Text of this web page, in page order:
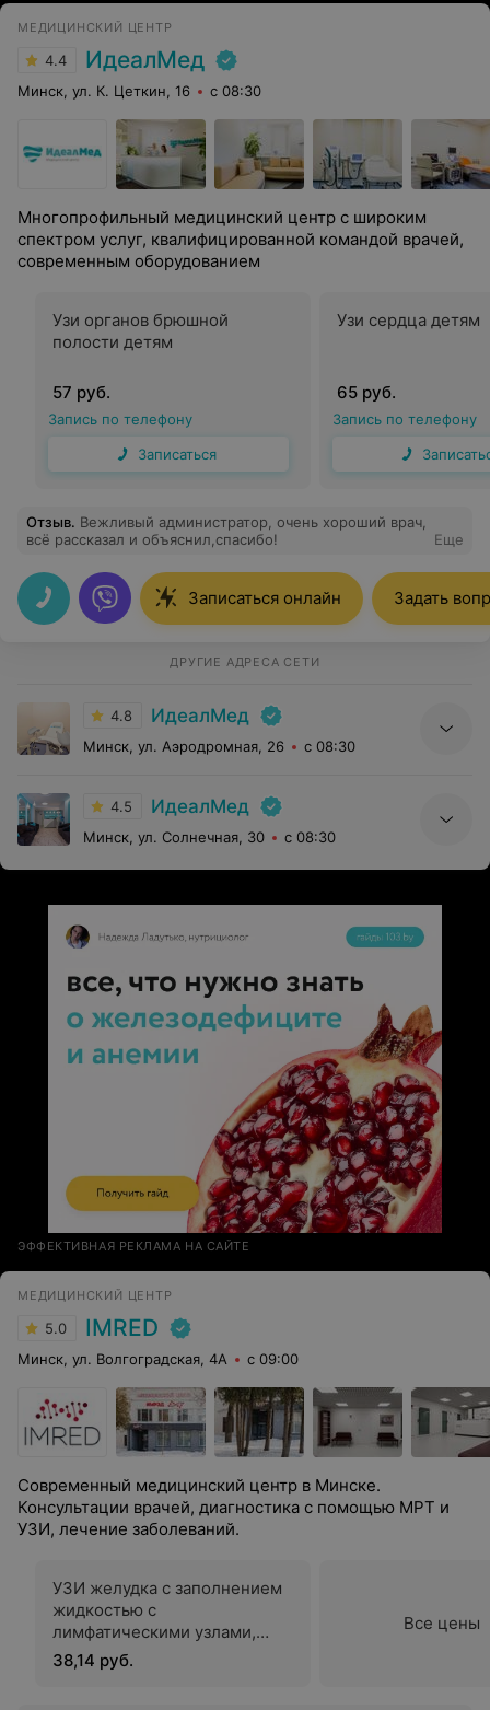
МЕДИЦИНСКИЙ ЦЕНТР
4.4 ИдеалМед
Минск, ул. К. Цеткин, 16 с 08:30
Многопрофильный медицинский центр с широким
спектром услуг, квалифицированной командой врачей,
современным оборудованием
Узи органов брюшной
полости детям
57 руб.
Запись по телефону
Записаться
Узи сердца детям
65 руб.
Запись по телефону
Отзыв. Вежливый администратор, очень хороший врач,
всё рассказал и объяснил,спасибо!
Еще
Записаться онлайн Задать
ДРУГИЕ АДРЕСА СЕТИ
4.8 ИдеалМед
Минск, ул. Аэродромная, 26 с 08:30
4.5 ИдеалМед
Минск, ул. Солнечная, 30 с 08:30
ЭФФЕКТИВНАЯ РЕКЛАМА НА САЙТЕ
МЕДИЦИНСКИЙ ЦЕНТР
5.0 IMRED
Минск, ул. Волгоградская, 4А с 09:00
Современный медицинский центр в Минске.
Консультации врачей, диагностика с помощью МРТ и
УЗИ, лечение заболеваний.
УЗИ желудка с заполнением
жидкостью с
лимфатическими узлами,
окружающими мягкими
тканями (детям с 6 лет)
38,14 руб.
Все цены